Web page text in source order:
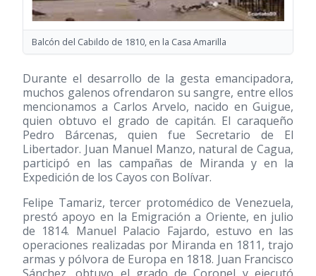
Balcón del Cabildo de 1810, en la Casa Amarilla
Durante el desarrollo de la gesta emancipadora,
muchos galenos ofrendaron su sangre, entre ellos
mencionamos a Carlos Arvelo, nacido en Guigue,
quien obtuvo el grado de capitán. El caraqueño
Pedro Bárcenas, quien fue Secretario de El
Libertador. Juan Manuel Manzo, natural de Cagua,
participó en las campañas de Miranda y en la
Expedición de los Cayos con Bolívar.
Felipe Tamariz, tercer protomédico de Venezuela,
prestó apoyo en la Emigración a Oriente, en julio
de 1814. Manuel Palacio Fajardo, estuvo en las
operaciones realizadas por Miranda en 1811, trajo
armas y pólvora de Europa en 1818. Juan Francisco